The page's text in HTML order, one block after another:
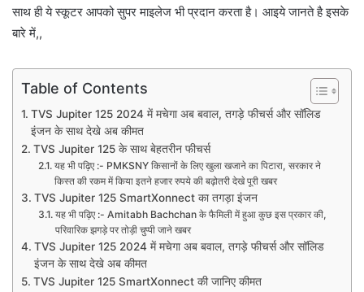
साथ ही ये स्कूटर आपको सुपर माइलेज भी प्रदान करता है। आइये जानते है इसके
बारे में,,
Table of Contents
TVS Jupiter 125 2024 में मचेगा अब बवाल, तगड़े फीचर्स और सॉलिड
इंजन के साथ देखे अब कीमत
TVS Jupiter 125 के साथ बेहतरीन फीचर्स
यह भी पढ़िए :- PMKSNY किसानों के लिए खुला खजाने का पिटारा, सरकार ने
किस्त की रकम में किया इतने हजार रुपये की बढ़ोतरी देखे पूरी खबर
TVS Jupiter 125 SmartXonnect का तगड़ा इंजन
यह भी पढ़िए :- Amitabh Bachchan के फैमिली में हुआ कुछ इस प्रकार की,
परिवारिक झगड़े पर तोड़ी चुप्पी जाने खबर
TVS Jupiter 125 2024 में मचेगा अब बवाल, तगड़े फीचर्स और सॉलिड
इंजन के साथ देखे अब कीमत
TVS Jupiter 125 SmartXonnect की जानिए कीमत